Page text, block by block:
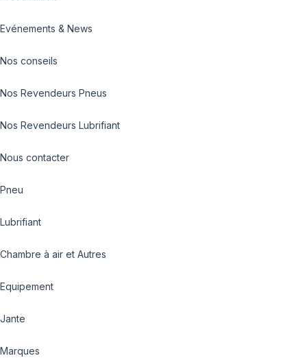
Evénements & News
Nos conseils
Nos Revendeurs Pneus
Nos Revendeurs Lubrifiant
Nous contacter
Pneu
Lubrifiant
Chambre à air et Autres
Equipement
Jante
Marques